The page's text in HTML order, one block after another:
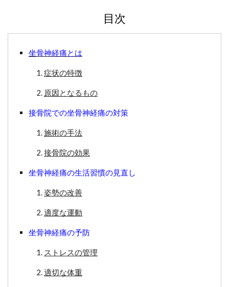
目次
坐骨神経痛とは
症状の特徴
原因となるもの
接骨院での坐骨神経痛の対策
施術の手法
接骨院の効果
坐骨神経痛の生活習慣の見直し
姿勢の改善
適度な運動
坐骨神経痛の予防
ストレスの管理
適切な体重